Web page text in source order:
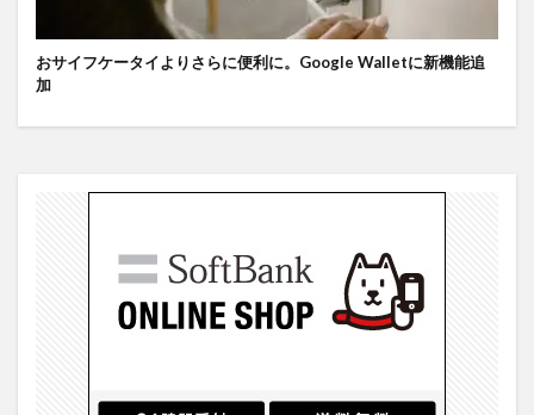
おサイフケータイよりさらに便利に。Google Walletに新機能追
加